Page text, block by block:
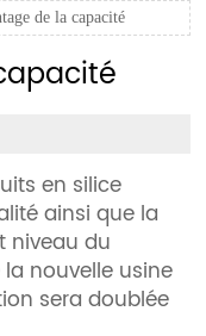
de la capacité
en silice
ainsi que la
niveau du
nouvelle usine
sera doublée